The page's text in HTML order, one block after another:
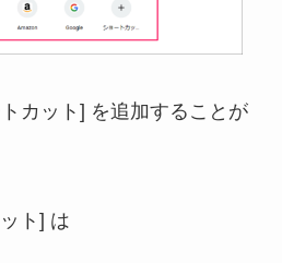
カット] を追加することが
ト] は